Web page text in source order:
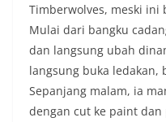
Timberwolves, meski ini
Mulai dari bangku
dan langsung ubah
langsung buka ledakan,
Sepanjang malam, ia
dengan cut ke paint